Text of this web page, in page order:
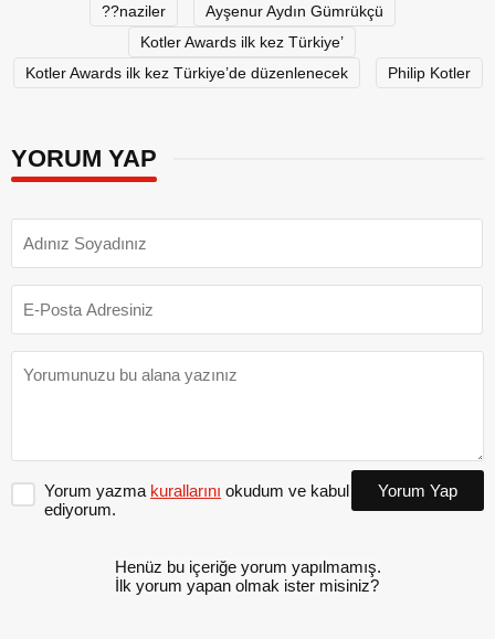
??naziler
Ayşenur Aydın Gümrükçü
Kotler Awards ilk kez Türkiye’
Kotler Awards ilk kez Türkiye’de düzenlenecek
Philip Kotler
YORUM YAP
Yorum yazma kurallarını okudum ve kabul
ediyorum.
Yorum Yap
Henüz bu içeriğe yorum yapılmamış.
İlk yorum yapan olmak ister misiniz?